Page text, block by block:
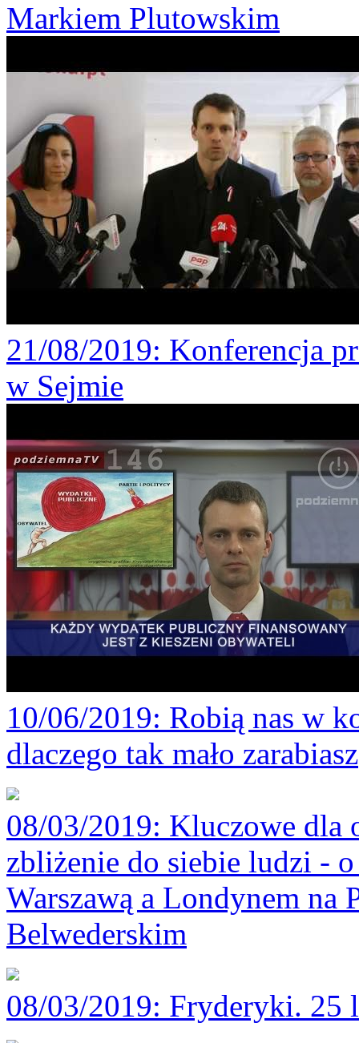
Markiem Plutowskim
21/08/2019: Konferencja
w Sejmie
10/06/2019: Robią nas w
dlaczego tak mało zarabiasz
08/03/2019: Kluczowe dla
zbliżenie do siebie ludzi -
Warszawą a Londynem
Belwederskim
08/03/2019: Fryderyki. 25